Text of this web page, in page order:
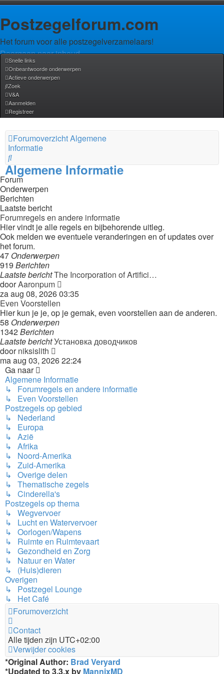
Postzegelforum.com
Het forum voor alle postzegelverzamelaars!
Doorgaan naar inhoud
Snelle links
Onbeantwoorde onderwerpen
Actieve onderwerpen
Zoek
V&A
Aanmelden
Registreer
ForumoverzichtAlgemene
Informatie
Zoek
Algemene Informatie
Forum
Onderwerpen
Berichten
Laatste bericht
Forumregels en andere informatie
Hier vindt je alle regels en bijbehorende uitleg.
Ook melden we eventuele veranderingen en of updates over
het forum.
47 Onderwerpen
919 Berichten
Laatste berichtThe Incorporation of Artifici…
doorAaronpum
laatste
za aug 08, 2026 03:35
Even Voorstellen
Hier kun je je, op je gemak, even voorstellen aan de anderen.
58 Onderwerpen
1342Berichten
Laatste berichtУстановка доводчиков
doorniksislith
laatste
ma aug 03, 2026 22:24
Ga naar
Algemene Informatie
↳ Forumregels en andere informatie
↳ Even Voorstellen
Postzegels op gebied
↳ Nederland
↳ Europa
↳ Azië
↳ Afrika
↳ Noord-Amerika
↳ Zuid-Amerika
↳ Overige delen
↳ Thematische zegels
↳ Cinderella's
Postzegels op thema
↳ Wegvervoer
↳ Lucht en Watervervoer
↳ Oorlogen/Wapens
↳ Ruimte en Ruimtevaart
↳ Gezondheid en Zorg
↳ Natuur en Water
↳ (Huis)dieren
Overigen
↳ Postzegel Lounge
↳ Het Café
Forumoverzicht
Contact
Alle tijden zijn UTC+02:00
Verwijder cookies
*Original Author: Brad Veryard
*Updated to 3.3.x by MannixMD